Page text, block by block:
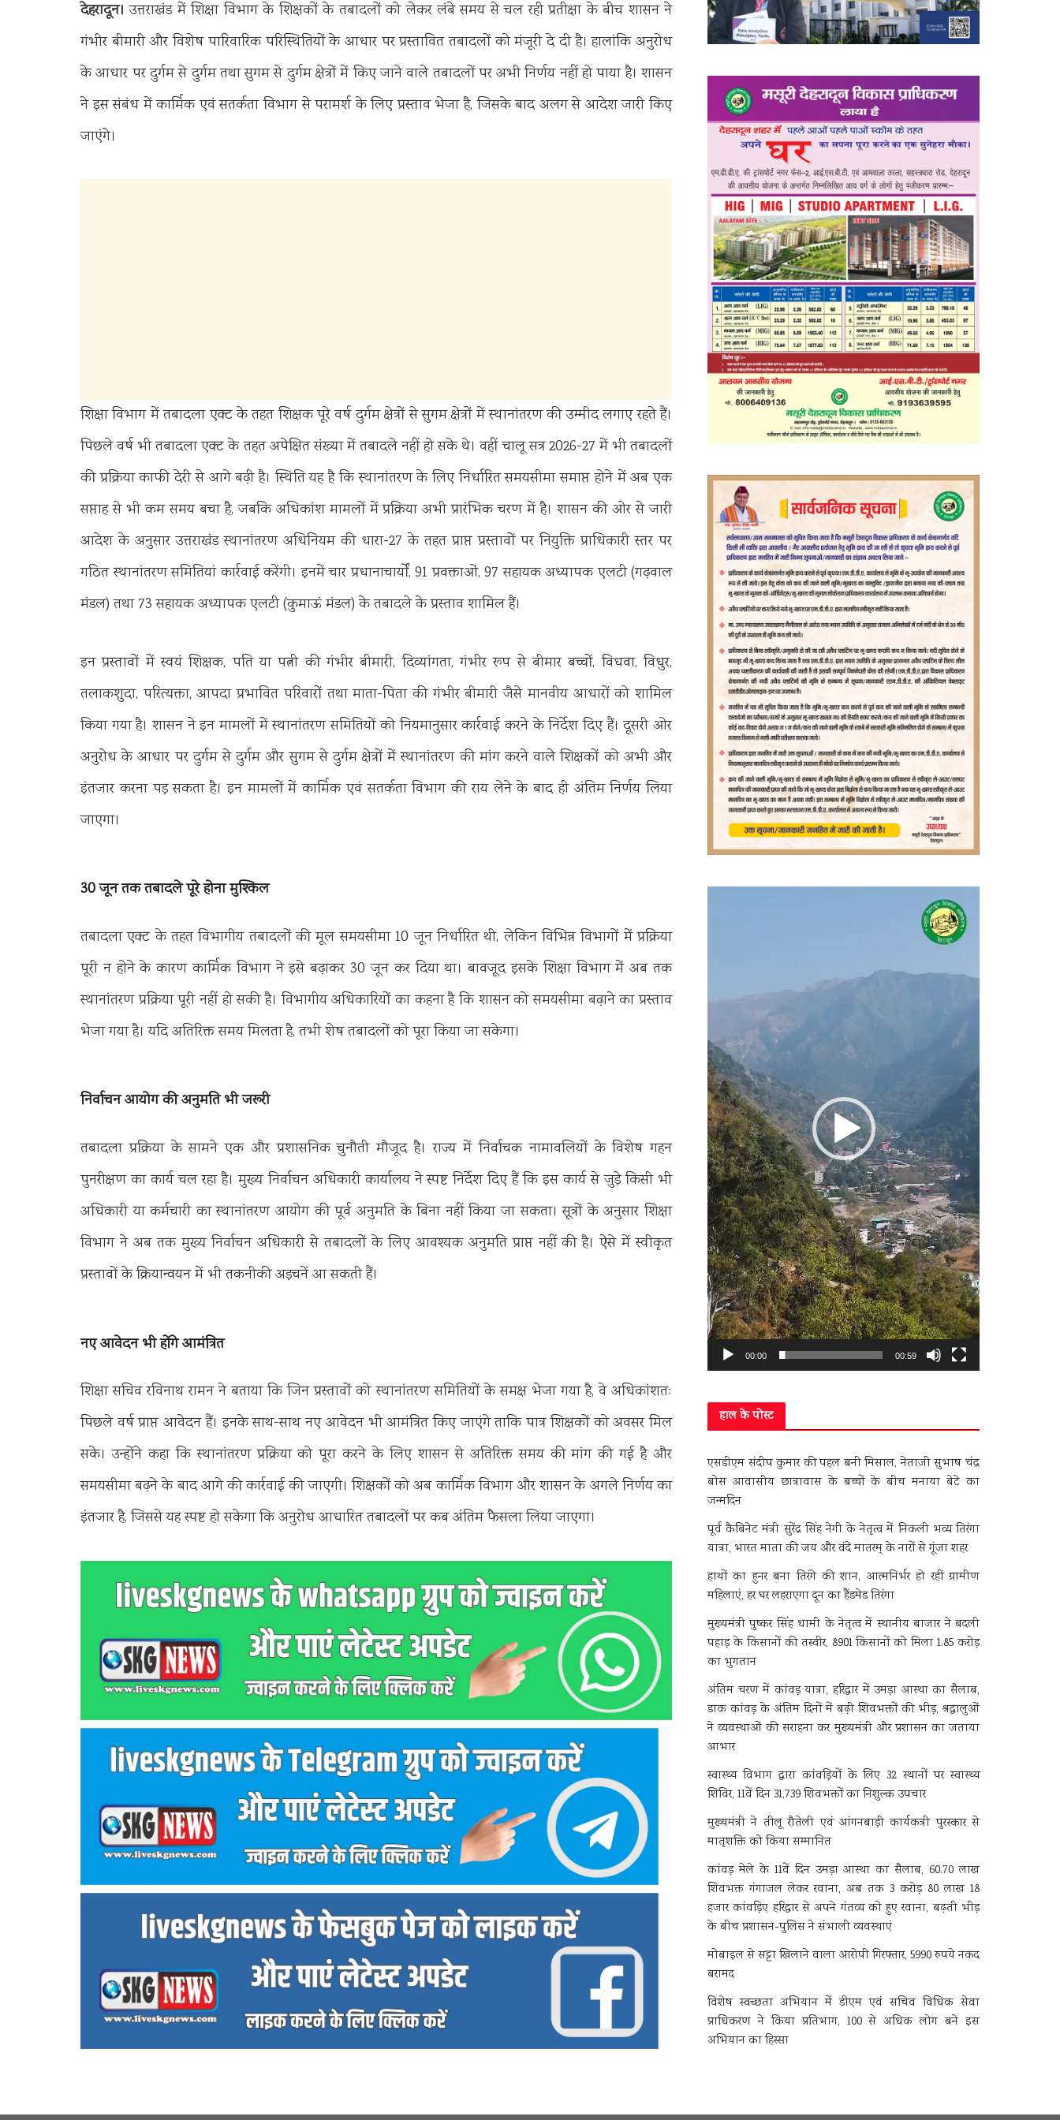
देहरादून। उत्तराखंड में शिक्षा विभाग के शिक्षकों के तबादलों को लेकर लंबे समय से चल रही प्रतीक्षा के बीच शासन ने
गंभीर बीमारी और विशेष पारिवारिक परिस्थितियों के आधार पर प्रस्तावित तबादलों को मंजूरी दे दी है। हालांकि अनुरोध
के आधार पर दुर्गम से दुर्गम तथा सुगम से दुर्गम क्षेत्रों में किए जाने वाले तबादलों पर अभी निर्णय नहीं हो पाया है। शासन
ने इस संबंध में कार्मिक एवं सतर्कता विभाग से परामर्श के लिए प्रस्ताव भेजा है, जिसके बाद अलग से आदेश जारी किए
जाएंगे।
शिक्षा विभाग में तबादला एक्ट के तहत शिक्षक पूरे वर्ष दुर्गम क्षेत्रों से सुगम क्षेत्रों में स्थानांतरण की उम्मीद लगाए रहते हैं।
पिछले वर्ष भी तबादला एक्ट के तहत अपेक्षित संख्या में तबादले नहीं हो सके थे। वहीं चालू सत्र 2026-27 में भी तबादलों
की प्रक्रिया काफी देरी से आगे बढ़ी है। स्थिति यह है कि स्थानांतरण के लिए निर्धारित समयसीमा समाप्त होने में अब एक
सप्ताह से भी कम समय बचा है, जबकि अधिकांश मामलों में प्रक्रिया अभी प्रारंभिक चरण में है। शासन की ओर से जारी
आदेश के अनुसार उत्तराखंड स्थानांतरण अधिनियम की धारा-27 के तहत प्राप्त प्रस्तावों पर नियुक्ति प्राधिकारी स्तर पर
गठित स्थानांतरण समितियां कार्रवाई करेंगी। इनमें चार प्रधानाचार्यों, 91 प्रवक्ताओं, 97 सहायक अध्यापक एलटी (गढ़वाल
मंडल) तथा 73 सहायक अध्यापक एलटी (कुमाऊं मंडल) के तबादले के प्रस्ताव शामिल हैं।
इन प्रस्तावों में स्वयं शिक्षक, पति या पत्नी की गंभीर बीमारी, दिव्यांगता, गंभीर रूप से बीमार बच्चों, विधवा, विधुर,
तलाकशुदा, परित्यक्ता, आपदा प्रभावित परिवारों तथा माता-पिता की गंभीर बीमारी जैसे मानवीय आधारों को शामिल
किया गया है। शासन ने इन मामलों में स्थानांतरण समितियों को नियमानुसार कार्रवाई करने के निर्देश दिए हैं। दूसरी ओर
अनुरोध के आधार पर दुर्गम से दुर्गम और सुगम से दुर्गम क्षेत्रों में स्थानांतरण की मांग करने वाले शिक्षकों को अभी और
इंतजार करना पड़ सकता है। इन मामलों में कार्मिक एवं सतर्कता विभाग की राय लेने के बाद ही अंतिम निर्णय लिया
जाएगा।
30 जून तक तबादले पूरे होना मुश्किल
तबादला एक्ट के तहत विभागीय तबादलों की मूल समयसीमा 10 जून निर्धारित थी, लेकिन विभिन्न विभागों में प्रक्रिया
पूरी न होने के कारण कार्मिक विभाग ने इसे बढ़ाकर 30 जून कर दिया था। बावजूद इसके शिक्षा विभाग में अब तक
स्थानांतरण प्रक्रिया पूरी नहीं हो सकी है। विभागीय अधिकारियों का कहना है कि शासन को समयसीमा बढ़ाने का प्रस्ताव
भेजा गया है। यदि अतिरिक्त समय मिलता है, तभी शेष तबादलों को पूरा किया जा सकेगा।
निर्वाचन आयोग की अनुमति भी जरूरी
तबादला प्रक्रिया के सामने एक और प्रशासनिक चुनौती मौजूद है। राज्य में निर्वाचक नामावलियों के विशेष गहन
पुनरीक्षण का कार्य चल रहा है। मुख्य निर्वाचन अधिकारी कार्यालय ने स्पष्ट निर्देश दिए हैं कि इस कार्य से जुड़े किसी भी
अधिकारी या कर्मचारी का स्थानांतरण आयोग की पूर्व अनुमति के बिना नहीं किया जा सकता। सूत्रों के अनुसार शिक्षा
विभाग ने अब तक मुख्य निर्वाचन अधिकारी से तबादलों के लिए आवश्यक अनुमति प्राप्त नहीं की है। ऐसे में स्वीकृत
प्रस्तावों के क्रियान्वयन में भी तकनीकी अड़चनें आ सकती हैं।
नए आवेदन भी होंगे आमंत्रित
शिक्षा सचिव रविनाथ रामन ने बताया कि जिन प्रस्तावों को स्थानांतरण समितियों के समक्ष भेजा गया है, वे अधिकांशतः
पिछले वर्ष प्राप्त आवेदन हैं। इनके साथ-साथ नए आवेदन भी आमंत्रित किए जाएंगे ताकि पात्र शिक्षकों को अवसर मिल
सके। उन्होंने कहा कि स्थानांतरण प्रक्रिया को पूरा करने के लिए शासन से अतिरिक्त समय की मांग की गई है और
समयसीमा बढ़ने के बाद आगे की कार्रवाई की जाएगी। शिक्षकों को अब कार्मिक विभाग और शासन के अगले निर्णय का
इंतजार है, जिससे यह स्पष्ट हो सकेगा कि अनुरोध आधारित तबादलों पर कब अंतिम फैसला लिया जाएगा।
00:00 00:59
हाल के पोस्ट
एसडीएम संदीप कुमार की पहल बनी मिसाल, नेताजी सुभाष चंद्र
बोस आवासीय छात्रावास के बच्चों के बीच मनाया बेटे का
जन्मदिन
पूर्व कैबिनेट मंत्री सुरेंद्र सिंह नेगी के नेतृत्व में निकली भव्य तिरंगा
यात्रा, भारत माता की जय और वंदे मातरम् के नारों से गूंजा शहर
हाथों का हुनर बना तिरंगे की शान, आत्मनिर्भर हो रहीं ग्रामीण
महिलाएं, हर घर लहराएगा दून का हैंडमेड तिरंगा
मुख्यमंत्री पुष्कर सिंह धामी के नेतृत्व में स्थानीय बाजार ने बदली
पहाड़ के किसानों की तस्वीर, 8901 किसानों को मिला 1.85 करोड़
का भुगतान
अंतिम चरण में कांवड़ यात्रा, हरिद्वार में उमड़ा आस्था का सैलाब,
डाक कांवड़ के अंतिम दिनों में बढ़ी शिवभक्तों की भीड़, श्रद्धालुओं
ने व्यवस्थाओं की सराहना कर मुख्यमंत्री और प्रशासन का जताया
आभार
स्वास्थ्य विभाग द्वारा कांवड़ियों के लिए 32 स्थानों पर स्वास्थ्य
शिविर, 11वें दिन 31,739 शिवभक्तों का निशुल्क उपचार
मुख्यमंत्री ने तीलू रौतेली एवं आंगनबाड़ी कार्यकत्री पुरस्कार से
मातृशक्ति को किया सम्मानित
कांवड़ मेले के 11वें दिन उमड़ा आस्था का सैलाब, 60.70 लाख
शिवभक्त गंगाजल लेकर रवाना, अब तक 3 करोड़ 80 लाख 18
हजार कांवड़िए हरिद्वार से अपने गंतव्य को हुए रवाना, बढ़ती भीड़
के बीच प्रशासन-पुलिस ने संभाली व्यवस्थाएं
मोबाइल से सट्टा खिलाने वाला आरोपी गिरफ्तार, 5990 रुपये नकद
बरामद
विशेष स्वच्छता अभियान में डीएम एवं सचिव विधिक सेवा
प्राधिकरण ने किया प्रतिभाग, 100 से अधिक लोग बने इस
अभियान का हिस्सा